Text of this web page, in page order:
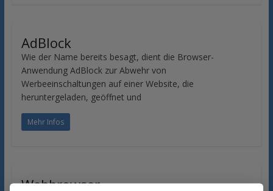
AdBlock
Wie der Name bereits besagt, dient die Browser-
Anwendung AdBlock zur Abwehr von
Werbeeinschaltungen auf einer Website, die
heruntergeladen, geöffnet und
Mehr Infos
Webbrowser